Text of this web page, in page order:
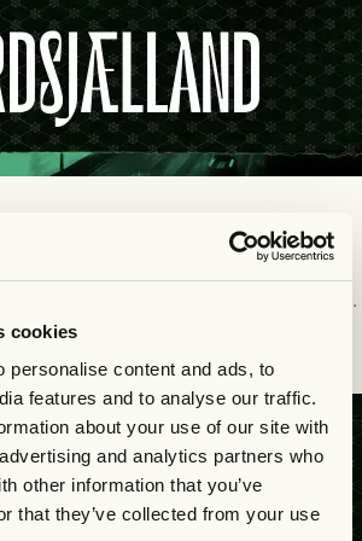
cookies
personalise content and ads, to
features and to analyse our traffic.
about your use of our site with
and analytics partners who
other information that you’ve
that they’ve collected from your use
Nordsjælland 23/7
GAIS herrar hemma mot FC
Ullevi med avspark kl 19.00! Fredrik
har tagit ut följande trupp till